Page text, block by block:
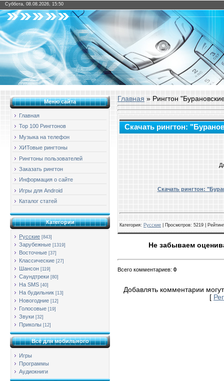
Суббота, 08.08.2026, 15:50
Меню сайта
Главная
Top 100 Рингтонов
Музыка на телефон
ХИТовые рингтоны
Рингтоны пользователей
Заказать рингтон
Информация о сайте
Игры для Android
Каталог статей
Категории
Русские [843]
Зарубежные [1319]
Восточные [37]
Классические [27]
Шансон [119]
Саундтреки [80]
На SMS [40]
На будильник [13]
Новогодние [12]
Голосовые [19]
Звуки [32]
Приколы [12]
Всё для мобильного
Игры
Программы
Аудиокниги
Главная » Рингтон
Скачать рингтон:
Скачать рингтон:
Категория: Русские Просмотров: 5219 | Рейтинг
Не забываем
Всего комментариев: 0
Добавлять комментарии
[